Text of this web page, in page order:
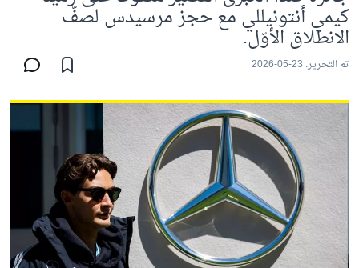
كيمي أنتونيللي مع حجز مرسيدس لصفّ
الانطلاق الأوّل.
تم التحرير: 23-05-2026